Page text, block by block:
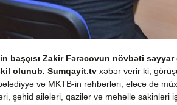
başçısı Zakir Fərəcovun növbəti
olunub. Sumqayit.tv xəbər verir ki,
və MKTB-in rəhbərləri, eləcə də
şəhid ailələri, qazilər və məhəllə sakinləri